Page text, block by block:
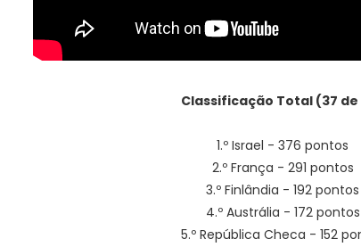
Classificação Total (37
1.º Israel - 376 pontos
2.º França - 291 pontos
3.º Finlândia - 192 pontos
4.º Austrália - 172 pontos
5.º República Checa - 152